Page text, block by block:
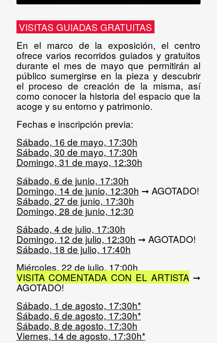
VISITAS GUIADAS GRATUITAS
En el marco de la exposición, el centro
ofrece varios recorridos guiados y gratuitos
durante el mes de mayo que permitirán al
público sumergirse en la pieza y descubrir
el proceso de creación de la misma, así
como conocer la historia del espacio que la
acoge y su entorno y patrimonio.
Fechas e inscripción previa:
Sábado, 16 de mayo, 17:30h
Sábado, 30 de mayo, 17:30h
Domingo, 31 de mayo, 12:30h
Sábado, 6 de junio, 17:30h
Domingo, 14 de junio, 12:30h ➞ AGOTADO!
Sábado, 27 de junio, 17:30h
Domingo, 28 de junio, 12:30
Sábado, 4 de julio, 17:30h
Domingo, 12 de julio, 12:30h ➞ AGOTADO!
Sábado, 18 de julio, 17:40h
Miércoles, 22 de julio, 17:00h
VISITA COMENTADA CON EL ARTISTA ➞
AGOTADO!
Sábado, 1 de agosto, 17:30h*
Sábado, 6 de agosto, 17:30h*
Sábado, 8 de agosto, 17:30h
Viernes, 14 de agosto, 17:30h*